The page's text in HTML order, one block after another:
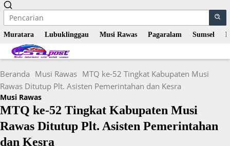
Muratara Lubuklinggau Musi Rawas Pagaralam Sumsel
Beranda Musi Rawas MTQ ke-52 Tingkat Kabupaten Musi
Rawas Ditutup Plt. Asisten Pemerintahan dan Kesra
Musi Rawas
MTQ ke-52 Tingkat Kabupaten Musi
Rawas Ditutup Plt. Asisten Pemerintahan
dan Kesra